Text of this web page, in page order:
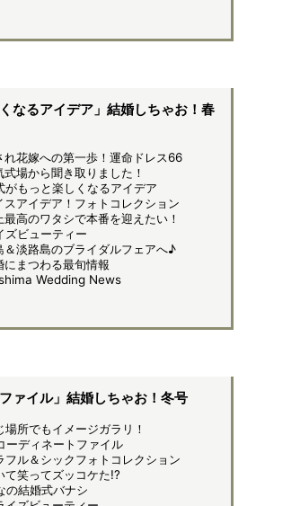
なるアイデア」結婚しちゃお！春
花嫁への第一歩！運命ドレス66
場から聞き取りました！
がもっと楽しくなるアイデア
アイデア！フォトコレクション
高のワタシで本番を迎えたい！
ズビューティー
淡路島のブライダルフェアへ♪
まつわる最旬情報
Wedding News
ァイル」結婚しちゃお！冬号
所でもイメージガラリ！
ーディネートファイル
ル＆シックフォトコレクション
笑ってズッコケた!?
の結婚式バナシ